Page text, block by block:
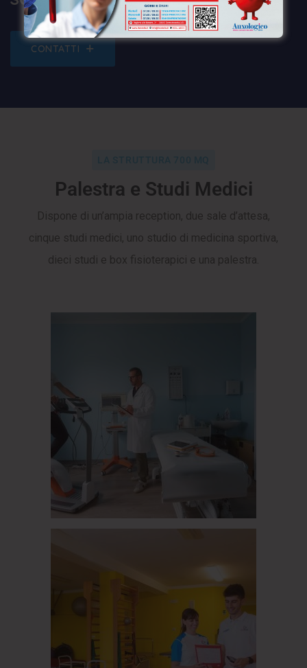
CONTATTI
Palestra e Studi Medici
Dispone di un’ampia reception, due sale d’attesa,
cinque studi medici, uno studio di medicina sportiva,
dieci studi e box fisioterapici e una palestra.